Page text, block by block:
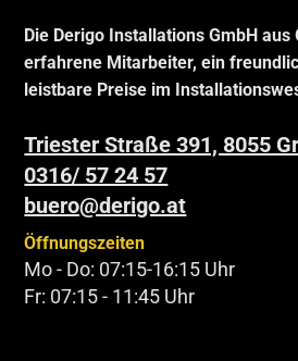
Die Derigo Installations GmbH
erfahrene Mitarbeiter, ein
leistbare Preise im
Triester Straße 391, 8055
0316/ 57 24 57
buero@derigo.at
Öffnungszeiten
Mo - Do: 07:15-16:15 Uhr
Fr: 07:15 - 11:45 Uhr